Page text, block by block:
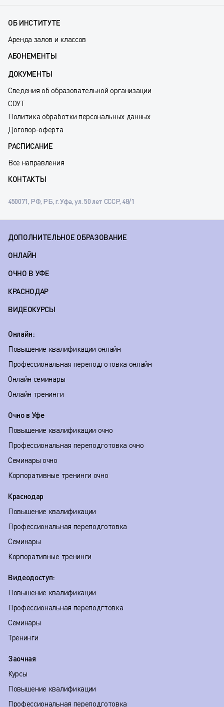
ОБ ИНСТИТУТЕ
Аренда залов и классов
АБОНЕМЕНТЫ
ДОКУМЕНТЫ
Сведения об образовательной организации
СОУТ
Политика обработки персональных данных
Договор-оферта
РАСПИСАНИЕ
Все направления
КОНТАКТЫ
450071, РФ, РБ, г. Уфа, ул. 50 лет СССР, 48/1
ДОПОЛНИТЕЛЬНОЕ ОБРАЗОВАНИЕ
ОНЛАЙН
ОЧНО В УФЕ
КРАСНОДАР
ВИДЕОКУРСЫ
Онлайн:
Повышение квалификации онлайн
Профессиональная переподготовка онлайн
Онлайн семинары
Онлайн тренинги
Очно в Уфе
Повышение квалификации очно
Профессиональная переподготовка очно
Семинары очно
Корпоративные тренинги очно
Краснодар
Повышение квалификации
Профессиональная переподготовка
Семинары
Корпоративные тренинги
Видеодоступ:
Повышение квалификации
Профессиональная переподгтовка
Семинары
Тренинги
Заочная
Курсы
Повышение квалификации
Профессиональная переподготовка